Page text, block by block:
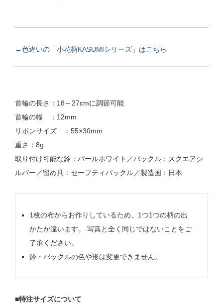
→色違いの「小花柄KASUMIシリーズ」はこちら
首輪の長さ：18～27cmに調節可能
首輪の幅 ：12mm
リボンサイズ ：55×30mm
重さ：8g
取り付け可能な鈴：パールホワイト／バックル：スクエアシ
ルバー／留め具：セーフティバックル／製造国：日本
1枚の布からお作りしているため、1つ1つの柄の出
かたが違います。 写真と全く同じではないことをご
了承ください。
鈴・バックルの色や形は変更できません。
■特注サイズについて